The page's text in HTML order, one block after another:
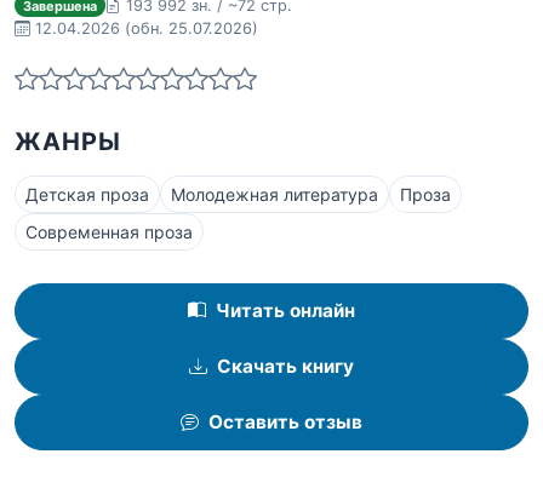
Завершена
193 992 зн. / ~72 стр.
12.04.2026 (обн. 25.07.2026)
ЖАНРЫ
Детская проза Молодежная литература
Проза
Современная проза
Читать онлайн
Скачать книгу
Оставить отзыв